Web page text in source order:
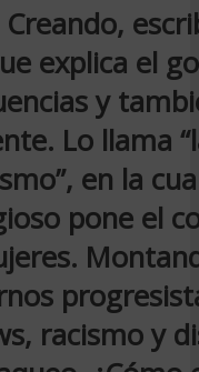
explica el
y
Lo llama
en la
pone el
racismo y